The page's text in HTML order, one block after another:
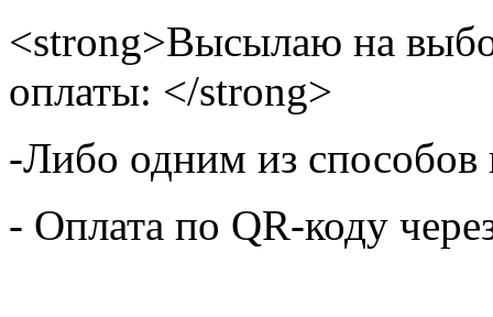
<strong>Высылаю на
оплаты: </strong>
-Либо одним из
- Оплата по QR-коду